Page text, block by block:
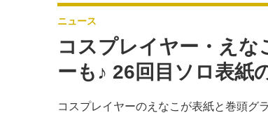
コスプレイヤー・え
ーも♪ 26回目ソロ表紙
コスプレイヤーのえなこが表紙と巻頭グ
ニュース